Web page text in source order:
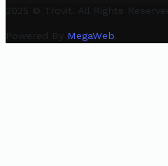
2025 © Trovit. All Rights
Powered By MegaWeb